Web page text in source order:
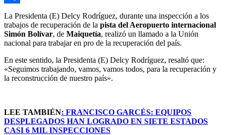
Compartir
La Presidenta (E) Delcy Rodríguez, durante una inspección a los
trabajos de recuperación de la pista del Aeropuerto internacional
Simón Bolívar, de Maiquetía, realizó un llamado a la Unión
nacional para trabajar en pro de la recuperación del país.
En este sentido, la Presidenta (E) Delcy Rodríguez, resaltó que:
«Seguimos trabajando, vamos, vamos todos, para la recuperación y
la reconstrucción de nuestro país».
LEE TAMBIÉN: FRANCISCO GARCÉS: EQUIPOS
DESPLEGADOS HAN LOGRADO EN SIETE ESTADOS
CASI 6 MIL INSPECCIONES